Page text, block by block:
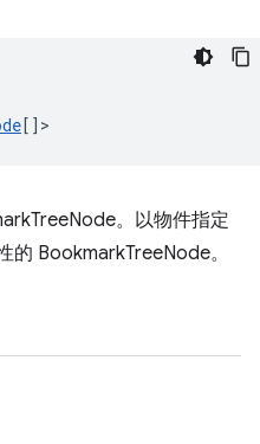
[] >
。以物件指定
的 BookmarkTreeNode。